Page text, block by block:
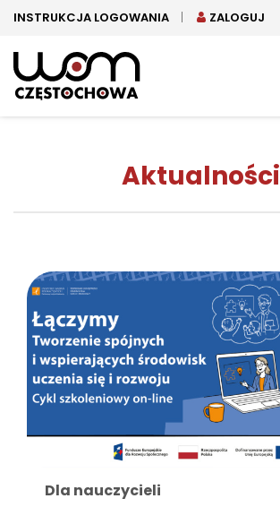
INSTRUKCJA LOGOWANIA ZALOGUJ
Aktualności
Dla nauczycieli